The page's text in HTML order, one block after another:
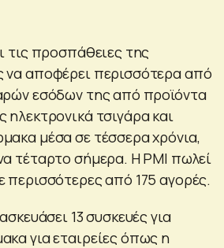
τις προσπάθειες της
να αποφέρει περισσότερα από
εσόδων της από προϊόντα
τσιγάρα και
μέσα σε τέσσερα χρόνια,
τέταρτο σήμερα. Η PMI πωλεί
περισσότερες από 175 αγορές.
13 συσκευές για
για εταιρείες όπως η